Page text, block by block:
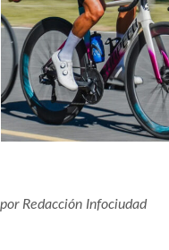
porRedacción Infociudad